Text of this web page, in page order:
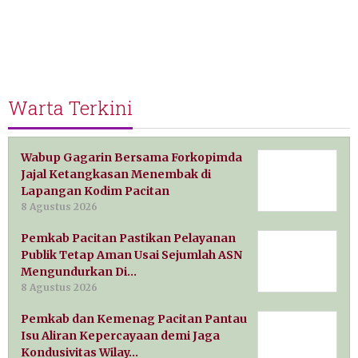
Warta Terkini
Wabup Gagarin Bersama Forkopimda
Jajal Ketangkasan Menembak di
Lapangan Kodim Pacitan
8 Agustus 2026
Pemkab Pacitan Pastikan Pelayanan
Publik Tetap Aman Usai Sejumlah ASN
Mengundurkan Di…
8 Agustus 2026
Pemkab dan Kemenag Pacitan Pantau
Isu Aliran Kepercayaan demi Jaga
Kondusivitas Wilay…